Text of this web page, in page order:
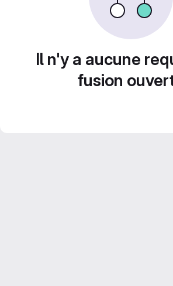
Il n'y a aucune
fusion